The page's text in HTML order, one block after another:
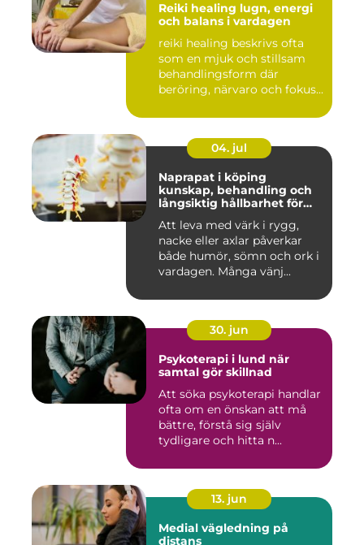
Reiki healing lugn, energi
och balans i vardagen
reiki healing beskrivs ofta
som en mjuk och stillsam
behandlingsform där
beröring, närvaro och fokus...
04. jul
Naprapat i köping
kunskap, behandling och
långsiktig hållbarhet för
Att leva med värk i rygg,
nacke eller axlar påverkar
både humör, sömn och ork i
vardagen. Många vänj...
30. jun
Psykoterapi i lund när
samtal gör skillnad
Att söka psykoterapi handlar
ofta om en önskan att må
bättre, förstå sig själv
tydligare och hitta n...
13. jun
Medial vägledning på
distans